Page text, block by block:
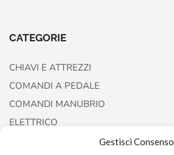
Gestisci Consenso
CATEGORIE
CHIAVI E ATTREZZI
COMANDI A PEDALE
COMANDI MANUBRIO
ELETTRICO
FORCELLE E AMMORTIZZATORI